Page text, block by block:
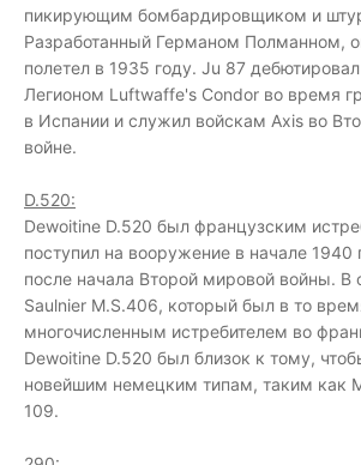
пикирующим бомбардировщиком и
Разработанный Германом Полманном,
полетел в 1935 году. Ju 87
Легионом Luftwaffe's Condor во время
в Испании и служил войскам Axis во
войне.
D.520:
Dewoitine D.520 был французским
поступил на вооружение в начале 1940
после начала Второй мировой войны. В
Saulnier M.S.406, который был в то
многочисленным истребителем во
Dewoitine D.520 был близок к тому,
новейшим немецким типам, таким как
109.